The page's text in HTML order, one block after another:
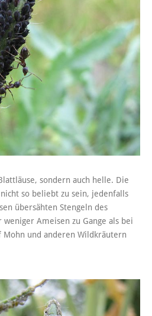
sondern auch helle. Die
so beliebt zu sein, jedenfalls
übersähten Stengeln des
Ameisen zu Gange als bei
Mohn und anderen Wildkräutern